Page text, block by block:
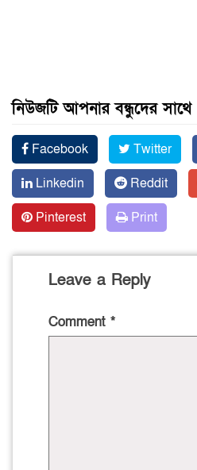
নিউজটি আপনার বন্ধুদের
Facebook Twitter
Linkedin
Reddit
Pinterest
Print
Leave a Reply
Comment *